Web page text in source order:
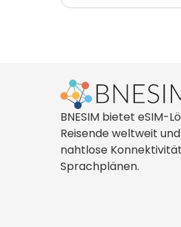
BNESIM bietet eSIM-
Reisende weltweit
nahtlose
Sprachplänen.